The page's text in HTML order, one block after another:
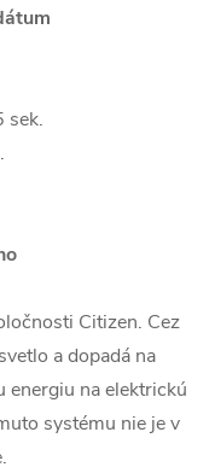
sek.
Citizen. Cez
a dopadá na
energiu na elektrickú
systému nie je v